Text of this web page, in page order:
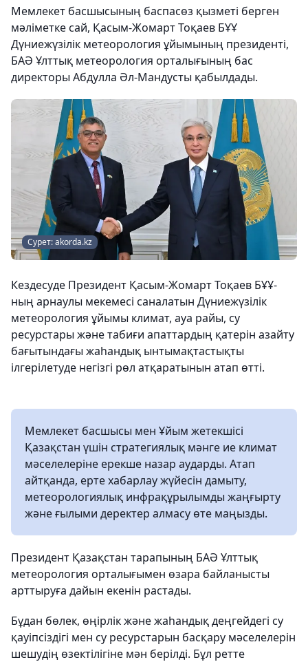
Мемлекет басшысының баспасөз қызметі берген
мәліметке сай, Қасым-Жомарт Тоқаев БҰҰ
Дүниежүзілік метеорология ұйымының президенті,
БАӘ Ұлттық метеорология орталығының бас
директоры Абдулла Әл-Мандусты қабылдады.
Сурет: akorda.kz
Кездесуде Президент Қасым-Жомарт Тоқаев БҰҰ-
ның арнаулы мекемесі саналатын Дүниежүзілік
метеорология ұйымы климат, ауа райы, су
ресурстары және табиғи апаттардың қатерін азайту
бағытындағы жаһандық ынтымақтастықты
ілгерілетуде негізгі рөл атқаратынын атап өтті.
Мемлекет басшысы мен Ұйым жетекшісі
Қазақстан үшін стратегиялық мәнге ие климат
мәселелеріне ерекше назар аударды. Атап
айтқанда, ерте хабарлау жүйесін дамыту,
метеорологиялық инфрақұрылымды жаңғырту
және ғылыми деректер алмасу өте маңызды.
Президент Қазақстан тарапының БАӘ Ұлттық
метеорология орталығымен өзара байланысты
арттыруға дайын екенін растады.
Бұдан бөлек, өңірлік және жаһандық деңгейдегі су
қауіпсіздігі мен су ресурстарын басқару мәселелерін
шешудің өзектілігіне мән берілді. Бұл ретте